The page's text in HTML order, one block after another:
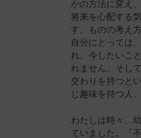
かの方法に変え
将来を心配する
す。ものの考え
自分にとっては
れ、今したいこ
れません。そし
交わりを持つと
じ趣味を持つ人
わたしは時々、
ていました。「